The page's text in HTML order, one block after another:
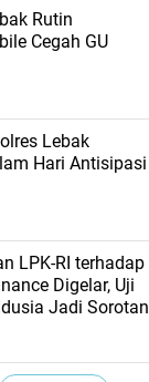
Rutin
Cegah GU
Lebak
Hari Antisipasi
LPK-RI terhadap
Digelar, Uji
Jadi Sorotan